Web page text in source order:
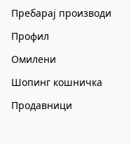
Пребарај производи
Профил
Омилени
Шопинг кошничка
Продавници